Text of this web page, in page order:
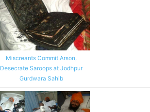
Miscreants Commit Arson,
Desecrate Saroops at Jodhpur
Gurdwara Sahib